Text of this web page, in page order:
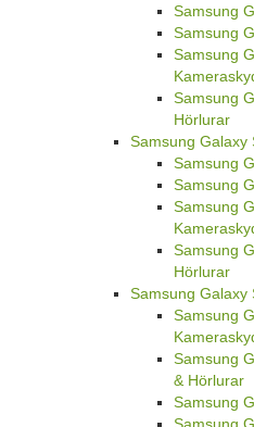
Samsung
Samsung
Samsung
Samsung
Hörlurar
Samsung Galaxy
Samsung
Samsung
Samsung
Samsung
Hörlurar
Samsung Galaxy
Samsung
Samsung
& Hörlurar
Samsung
Samsung